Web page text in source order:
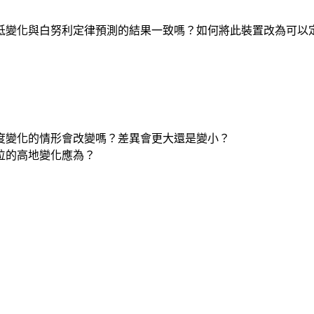
化與白努利定律預測的結果一致嗎？如何將此裝置改為可以
化的情形會改變嗎？差異會更大還是變小？
高地變化應為？